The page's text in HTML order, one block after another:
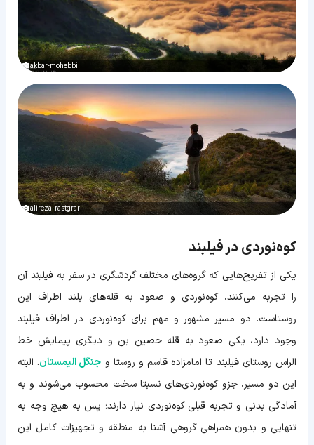
akbar-mohebbi
alireza rastgrar
کوه‌نوردی در فیلبند
یکی از تفریح‌هایی که گروه‌های مختلف گردشگری در سفر به فیلبند آن
را تجربه می‌کنند، کوه‌نوردی و صعود به قله‌های بلند اطراف این
روستاست. دو مسیر مشهور و مهم برای کوه‌نوردی در اطراف فیلبند
وجود دارد، یکی صعود به قله حصین بن و دیگری پیمایش خط
الراس روستای فیلبند تا امامزاده قاسم و روستا و جنگل الیمستان. البته
این دو مسیر، جزو کوه‌نوردی‌های نسبتا سخت محسوب می‌شوند و به
آمادگی بدنی و تجربه قبلی کوه‎‌نوردی نیاز دارند؛ پس به هیچ وجه به
تنهایی و بدون همراهی گروهی آشنا به منطقه و تجهیزات کامل این